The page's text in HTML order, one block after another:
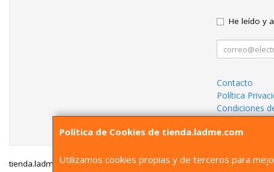
Política de Cookies de tienda.ladme.com
Utilizamos cookies propias y de terceros para
He leído y
Contacto
Política
Condiciones
tienda.ladme.com © 2026